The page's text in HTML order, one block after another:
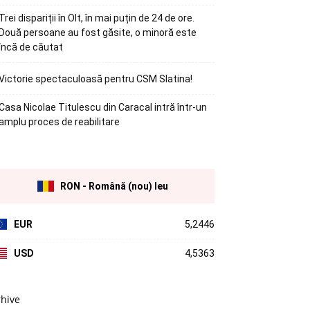
dispariții în Olt, în mai puțin de 24 de ore.
persoane au fost găsite, o minoră este
de căutat
spectaculoasă pentru CSM Slatina!
Nicolae Titulescu din Caracal intră într-un
proces de reabilitare
RON - Română (nou) leu
EUR 5,2446
USD 4,5363